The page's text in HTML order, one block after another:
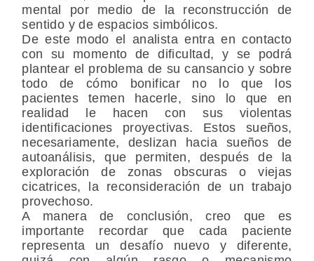
mental por medio de la reconstrucción de
sentido y de espacios simbólicos.
De este modo el analista entra en contacto
con su momento de dificultad, y se podrá
plantear el problema de su cansancio y sobre
todo de cómo bonificar no lo que los
pacientes temen hacerle, sino lo que en
realidad le hacen con sus violentas
identificaciones proyectivas. Estos sueños,
necesariamente, deslizan hacia sueños de
autoanálisis, que permiten, después de la
exploración de zonas obscuras o viejas
cicatrices, la reconsideración de un trabajo
provechoso.
A manera de conclusión, creo que es
importante recordar que cada paciente
representa un desafío nuevo y diferente,